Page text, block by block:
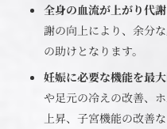
全身の血流が上がり代
謝の向上により、余分
の助けとなります。
妊娠に必要な機能を最
や足元の冷えの改善、
上昇、子宮機能の改善